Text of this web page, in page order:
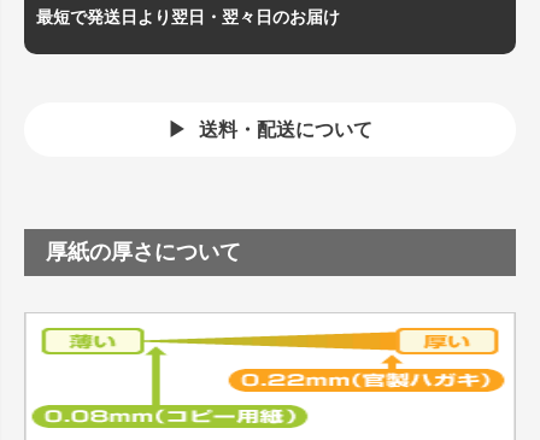
最短で発送日より翌日・翌々日のお届け
送料・配送について
厚紙の厚さについて